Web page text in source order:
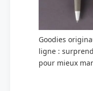
Goodies
ligne :
pour mieux